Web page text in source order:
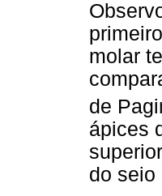
molar
de
ápices
do seio